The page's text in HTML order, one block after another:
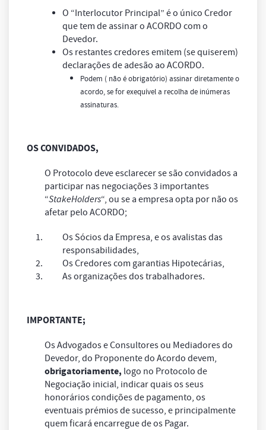
O “Interlocutor Principal” é o único Credor
que tem de assinar o ACORDO com o
Devedor.
Os restantes credores emitem (se quiserem)
declarações de adesão ao ACORDO.
Podem ( não é obrigatório) assinar diretamente o
acordo, se for exequível a recolha de inúmeras
assinaturas.
OS CONVIDADOS,
O Protocolo deve esclarecer se são convidados a
participar nas negociações 3 importantes
“StakeHolders“, ou se a empresa opta por não os
afetar pelo ACORDO;
Os Sócios da Empresa, e os avalistas das
responsabilidades,
Os Credores com garantias Hipotecárias,
As organizações dos trabalhadores.
IMPORTANTE;
Os Advogados e Consultores ou Mediadores do
Devedor, do Proponente do Acordo devem,
obrigatoriamente, logo no Protocolo de
Negociação inicial, indicar quais os seus
honorários condições de pagamento, os
eventuais prémios de sucesso, e principalmente
quem ficará encarregue de os Pagar.